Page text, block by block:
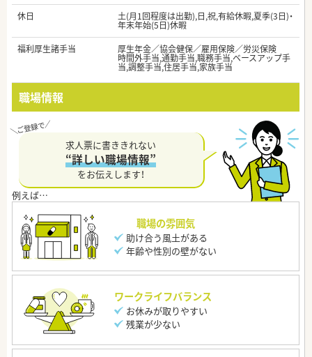
休日
土(月1回程度は出勤),日,祝,有給休暇,夏季(3日)・
年末年始(5日)休暇
福利厚生諸手当
厚生年金／協会健保／雇用保険／労災保険
時間外手当,通勤手当,職務手当,ベースアップ手
当,調整手当,住居手当,家族手当
職場情報
求人票に書ききれない
“詳しい職場情報”
をお伝えします！
職場の雰囲気
助け合う風土がある
年齢や性別の壁がない
ワークライフバランス
お休みが取りやすい
残業が少ない